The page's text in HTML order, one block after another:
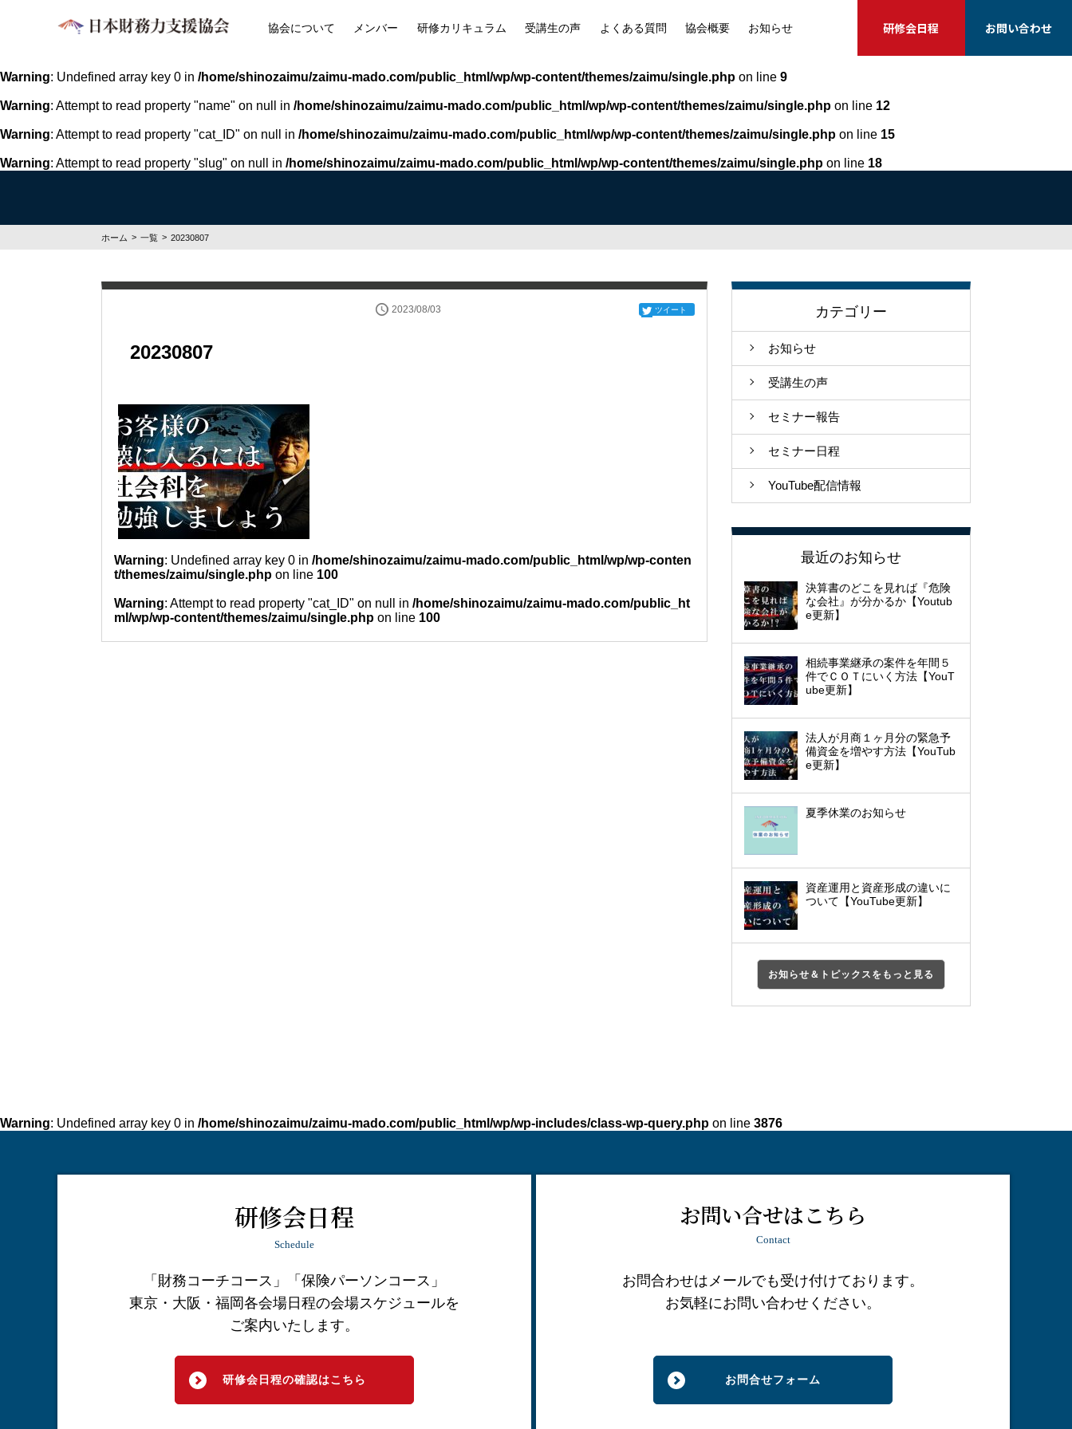
協会について メンバー 研修カリキュラム 受講生の声 よくある質問 協会概要 お知らせ 研修会日程 お問い合わせ
Warning: Undefined array key 0 in /home/shinozaimu/zaimu-mado.com/public_html/wp/wp-content/themes/zaimu/single.php on line 9
Warning: Attempt to read property "name" on null in /home/shinozaimu/zaimu-mado.com/public_html/wp/wp-content/themes/zaimu/single.php on line 12
Warning: Attempt to read property "cat_ID" on null in /home/shinozaimu/zaimu-mado.com/public_html/wp/wp-content/themes/zaimu/single.php on line 15
Warning: Attempt to read property "slug" on null in /home/shinozaimu/zaimu-mado.com/public_html/wp/wp-content/themes/zaimu/single.php on line 18
ホーム 一覧 20230807
2023/08/03 ツイート
20230807
Warning: Undefined array key 0 in /home/shinozaimu/zaimu-mado.com/public_html/wp/wp-conten
t/themes/zaimu/single.php on line 100
Warning: Attempt to read property "cat_ID" on null in /home/shinozaimu/zaimu-mado.com/public_ht
ml/wp/wp-content/themes/zaimu/single.php on line 100
カテゴリー
お知らせ
受講生の声
セミナー報告
セミナー日程
YouTube配信情報
最近のお知らせ
決算書のどこを見れば『危険
な会社』が分かるか【Youtub
e更新】
相続事業継承の案件を年間５
件でＣＯＴにいく方法【YouT
ube更新】
法人が月商１ヶ月分の緊急予
備資金を増やす方法【YouTub
e更新】
夏季休業のお知らせ
資産運用と資産形成の違いに
ついて【YouTube更新】
お知らせ＆トピックスをもっと見る
Warning: Undefined array key 0 in /home/shinozaimu/zaimu-mado.com/public_html/wp/wp-includes/class-wp-query.php on line 3876
研修会日程
Schedule
「財務コーチコース」「保険パーソンコース」
東京・大阪・福岡各会場日程の会場スケジュールを
ご案内いたします。
研修会日程の確認はこちら
お問い合せはこちら
Contact
お問合わせはメールでも受け付けております。
お気軽にお問い合わせください。
お問合せフォーム